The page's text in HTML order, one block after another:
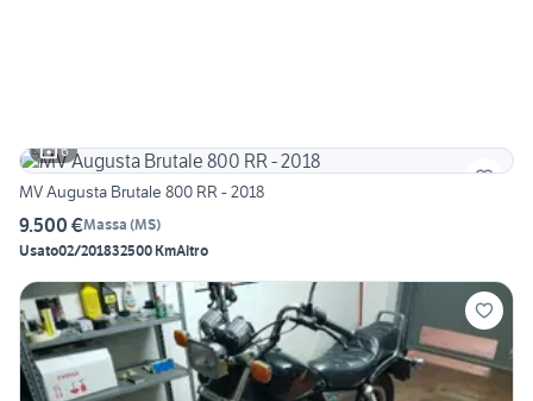
6
MV Augusta Brutale 800 RR - 2018
9.500 €Massa (MS)
Usato02/201832500 KmAltro